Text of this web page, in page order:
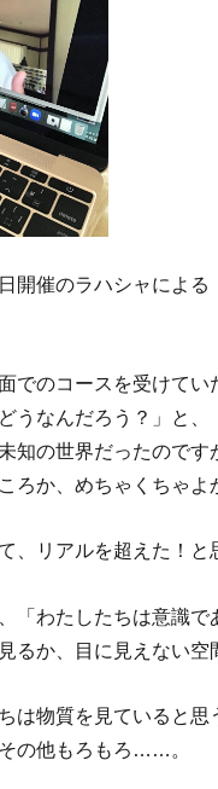
開催のラハシャによ
でのコースを受けてい
うなんだろう？」と、
知の世界だったのです
ろか、めちゃくちゃよ
、リアルを超えた！と
「わたしたちは意識で
るか、目に見えない空
は物質を見ていると思
の他もろもろ……。